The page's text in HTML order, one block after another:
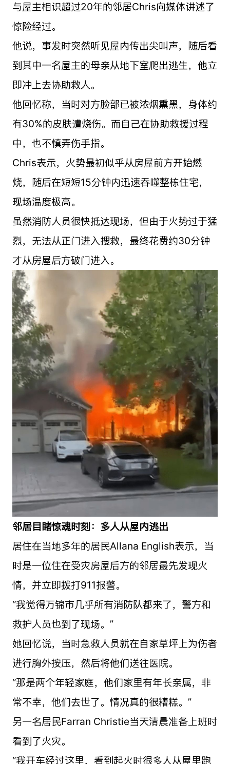
与屋主相识超过20年的邻居Chris向媒体讲述了
惊险经过。
他说，事发时突然听见屋内传出尖叫声，随后看
到其中一名屋主的母亲从地下室爬出逃生，他立
即冲上去协助救人。
他回忆称，当时对方脸部已被浓烟熏黑，身体约
有30%的皮肤遭烧伤。而自己在协助救援过程
中，也不慎弄伤手指。
Chris表示，火势最初似乎从房屋前方开始燃
烧，随后在短短15分钟内迅速吞噬整栋住宅，
现场温度极高。
虽然消防人员很快抵达现场，但由于火势过于猛
烈，无法从正门进入搜救，最终花费约30分钟
才从房屋后方破门进入。
邻居目睹惊魂时刻：多人从屋内逃出
居住在当地多年的居民Allana English表示，当
时是一位住在受灾房屋后方的邻居最先发现火
情，并立即拨打911报警。
“我觉得万锦市几乎所有消防队都来了，警方和
救护人员也到了现场。”
她回忆说，当时急救人员就在自家草坪上为伤者
进行胸外按压，然后将他们送往医院。
“那是两个年轻家庭，他们家里有年长亲属，非
常不幸，他们去世了。情况真的很糟糕。”
另一名居民Farran Christie当天清晨准备上班时
看到了火灾。
“我开车经过这里，看到起火时很多人从屋里跑